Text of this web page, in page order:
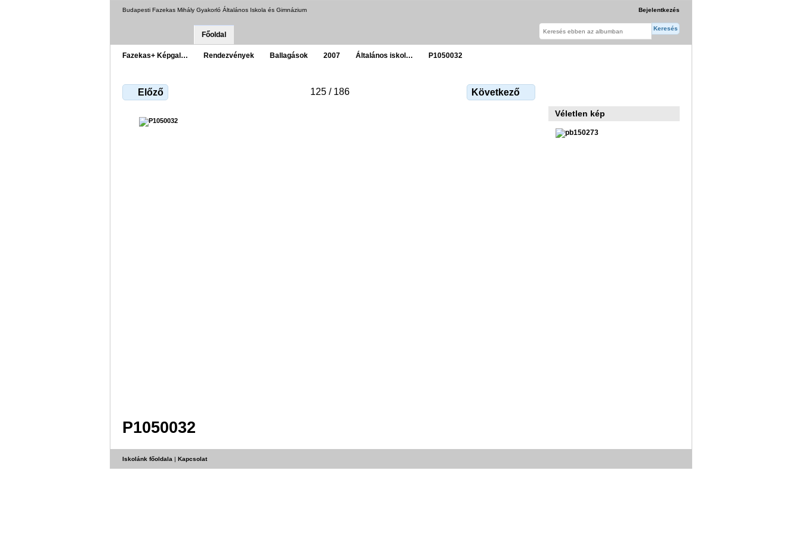
Budapesti Fazekas Mihály Gyakorló Általános Iskola és Gimnázium Bejelentkezés
Főoldal
Fazekas+ Képgal… Rendezvények Ballagások 2007 Általános iskol… P1050032
Előző 125 / 186 Következő
P1050032
Véletlen kép
Iskolánk főoldala | Kapcsolat